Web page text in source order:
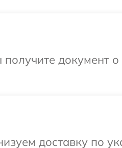
документ о
доставку по